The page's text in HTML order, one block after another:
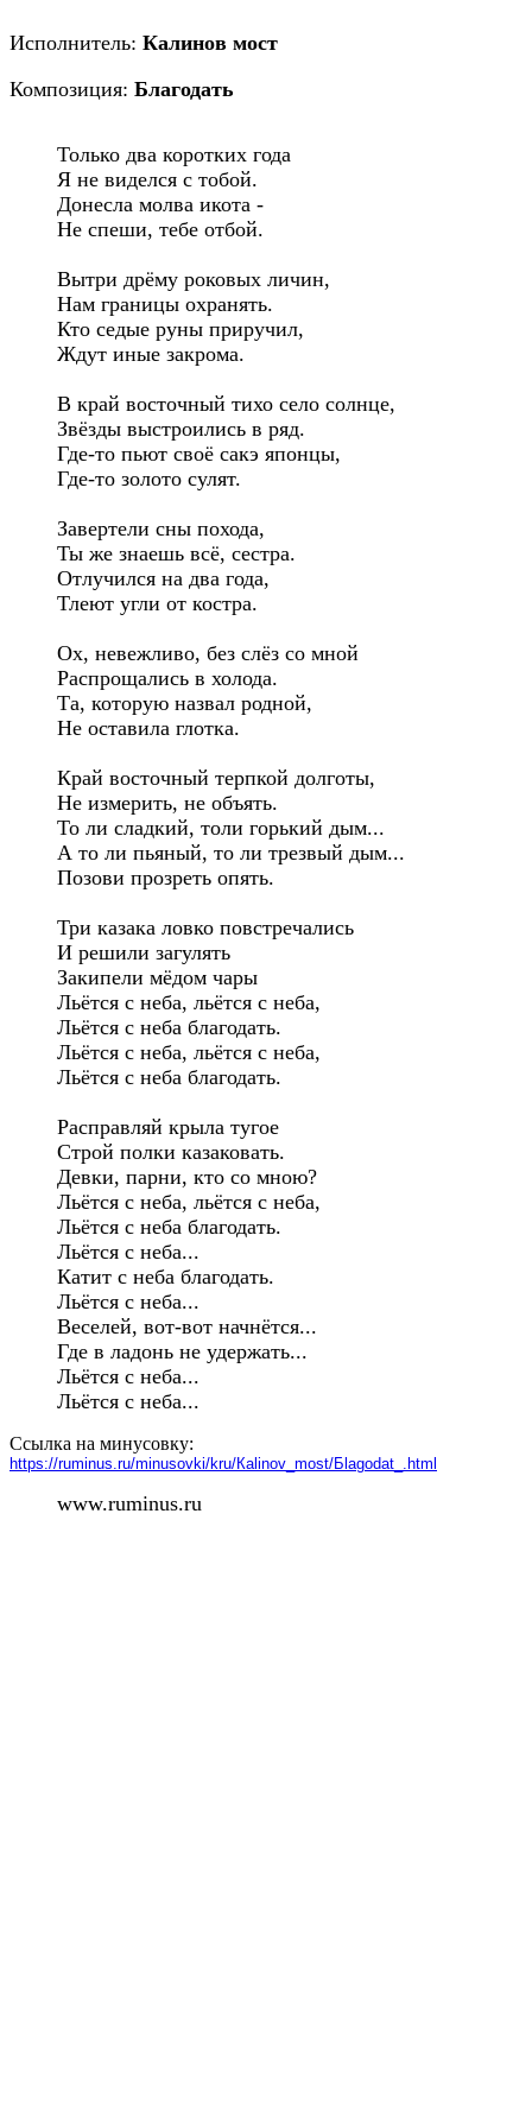
Исполнитель: Калинов мост
Композиция: Благодать
Только два коротких года
Я не виделся с тобой.
Донесла молва икота -
Не спеши, тебе отбой.
Вытри дрёму роковых личин,
Нам границы охранять.
Кто седые руны приручил,
Ждут иные закрома.
В край восточный тихо село солнце,
Звёзды выстроились в ряд.
Где-то пьют своё сакэ японцы,
Где-то золото сулят.
Завертели сны похода,
Ты же знаешь всё, сестра.
Отлучился на два года,
Тлеют угли от костра.
Ох, невежливо, без слёз со мной
Распрощались в холода.
Та, которую назвал родной,
Не оставила глотка.
Край восточный терпкой долготы,
Не измерить, не объять.
То ли сладкий, толи горький дым...
А то ли пьяный, то ли трезвый дым...
Позови прозреть опять.
Три казака ловко повстречались
И решили загулять
Закипели мёдом чары
Льётся с неба, льётся с неба,
Льётся с неба благодать.
Льётся с неба, льётся с неба,
Льётся с неба благодать.
Расправляй крыла тугое
Строй полки казаковать.
Девки, парни, кто со мною?
Льётся с неба, льётся с неба,
Льётся с неба благодать.
Льётся с неба...
Катит с неба благодать.
Льётся с неба...
Веселей, вот-вот начнётся...
Где в ладонь не удержать...
Льётся с неба...
Льётся с неба...
Ссылка на минусовку:
https://ruminus.ru/minusovki/kru/Кalinov_most/Бlagodat_.html
www.ruminus.ru